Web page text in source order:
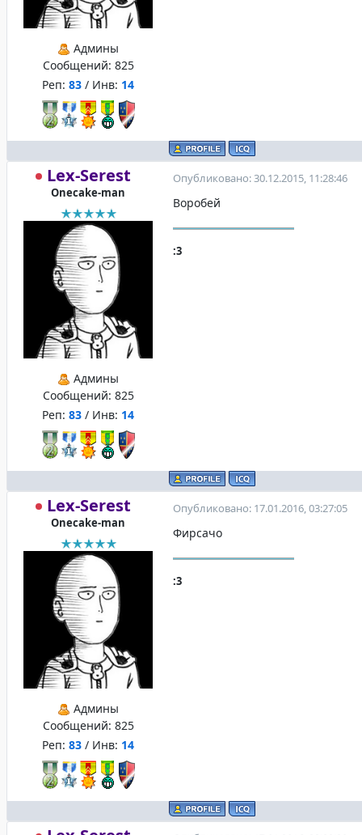
Админы
Сообщений: 825
Реп: 83 / Инв: 14
Lex-Serest
Onecake-man
Админы
Сообщений: 825
Реп: 83 / Инв: 14
Опубликовано: 30.12.2015, 11:28:46
Воробей
:3
Lex-Serest
Onecake-man
Админы
Сообщений: 825
Реп: 83 / Инв: 14
Опубликовано: 17.01.2016, 03:27:05
Фирсачо
:3